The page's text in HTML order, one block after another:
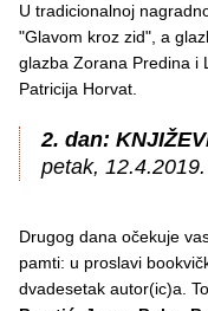
U tradicionalnoj
"Glavom kroz zid", a
glazba Zorana Predina i
Patricija Horvat.
2. dan:
petak,
Drugog dana očekuje
pamti: u proslavi
dvadesetak autor(ic)a.